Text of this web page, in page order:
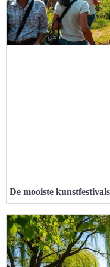
De mooiste